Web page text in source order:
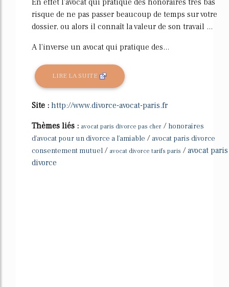
risque de ne pas passer beaucoup de temps sur votre
dossier, ou alors il connaît la valeur de son travail ...
A l'inverse un avocat qui pratique des...
LIRE LA SUITE
Site : http://www.divorce-avocat-paris.fr
Thèmes liés : avocat paris divorce pas cher / honoraires
d'avocat pour un divorce a l'amiable / avocat paris divorce
consentement mutuel / avocat divorce tarifs paris /avocat paris
divorce